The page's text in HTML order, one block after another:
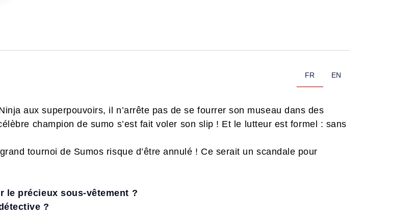
FR EN
aux superpouvoirs, il n’arrête pas de se fourrer son museau dans des
champion de sumo s’est fait voler son slip ! Et le lutteur est formel : sans
tournoi de Sumos risque d’être annulé ! Ce serait un scandale pour
le précieux sous-vêtement ?
?